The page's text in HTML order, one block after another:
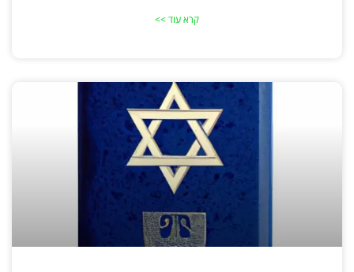
קרא עוד >>